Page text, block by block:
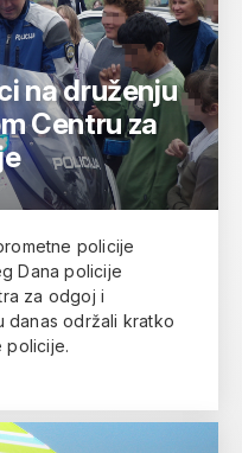
na druženju
Centru za
policije
Dana policije
za odgoj i
danas održali kratko
policije.